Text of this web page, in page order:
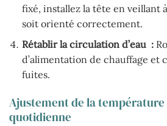
fixé, installez la tête en veillant
soit orienté correctement.
Rétablir la circulation d’eau :
d’alimentation de chauffage et
fuites.
Ajustement de la
quotidienne